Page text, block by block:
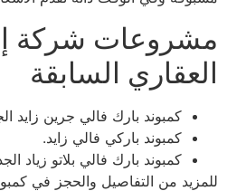
مشروعات شركة
العقاري السابقة
كمبوند بارك فالي جرين زايد
كمبوند باركي فالي زايد.
كمبوند بارك فالي بلاتو زياد
للمزيد من التفاصيل والحجز في